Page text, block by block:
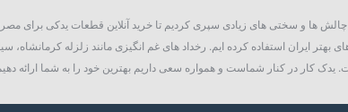
شروع به فعالیت نمود، چالش ها و سختی های زیادی سپری کردیم تا خرید آنلاین
ایران استفاده کرده ایم. رخداد های غم انگیزی مانند زلزله
کار در کنار شماست و همواره سعی داریم بهترین خود را به شما ارائه